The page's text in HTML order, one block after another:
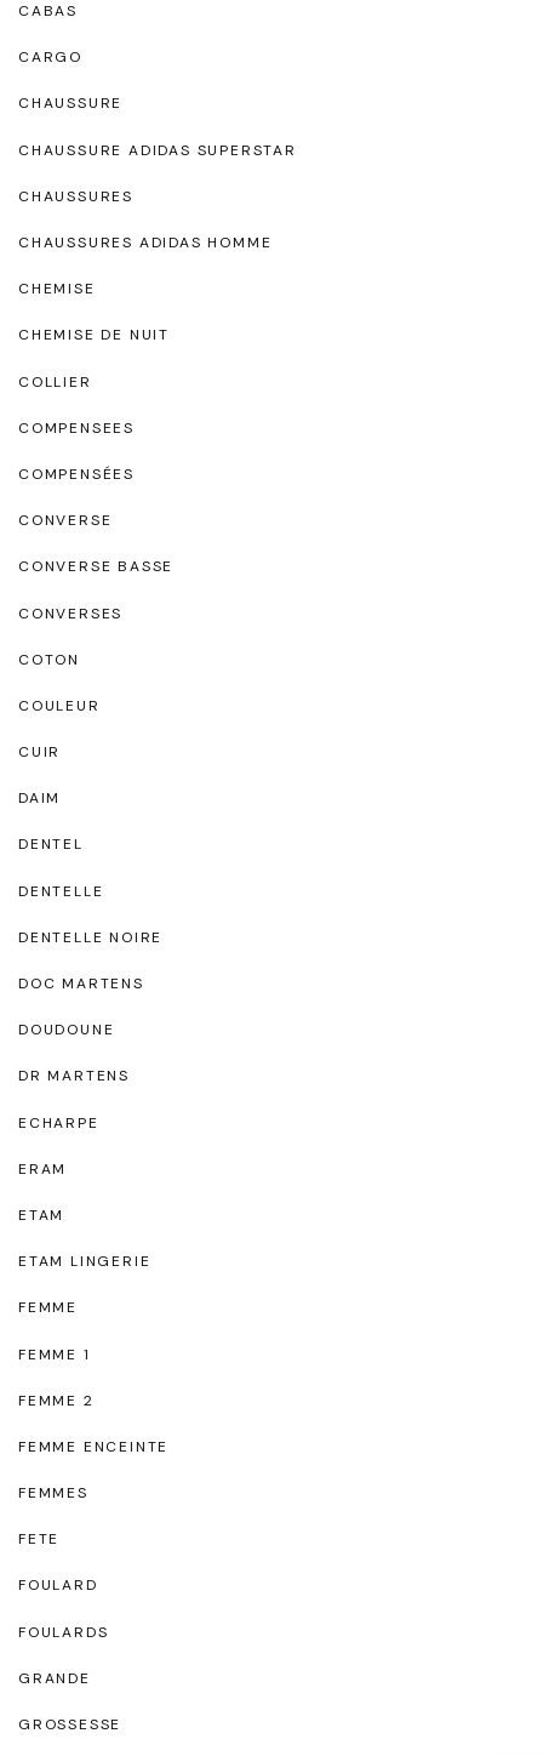
CABAS
CARGO
CHAUSSURE
CHAUSSURE ADIDAS SUPERSTAR
CHAUSSURES
CHAUSSURES ADIDAS HOMME
CHEMISE
CHEMISE DE NUIT
COLLIER
COMPENSEES
COMPENSÉES
CONVERSE
CONVERSE BASSE
CONVERSES
COTON
COULEUR
CUIR
DAIM
DENTEL
DENTELLE
DENTELLE NOIRE
DOC MARTENS
DOUDOUNE
DR MARTENS
ECHARPE
ERAM
ETAM
ETAM LINGERIE
FEMME
FEMME 1
FEMME 2
FEMME ENCEINTE
FEMMES
FETE
FOULARD
FOULARDS
GRANDE
GROSSESSE